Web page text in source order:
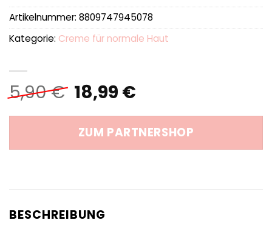
5,90€ Ursprünglicher
Preis
war:
5,90 €
18,99 €Aktueller
ist:
18,99 €.
ZUM PARTNERSHOP
Artikelnummer: 8809747945078
Kategorie: Creme für normale Haut
BESCHREIBUNG